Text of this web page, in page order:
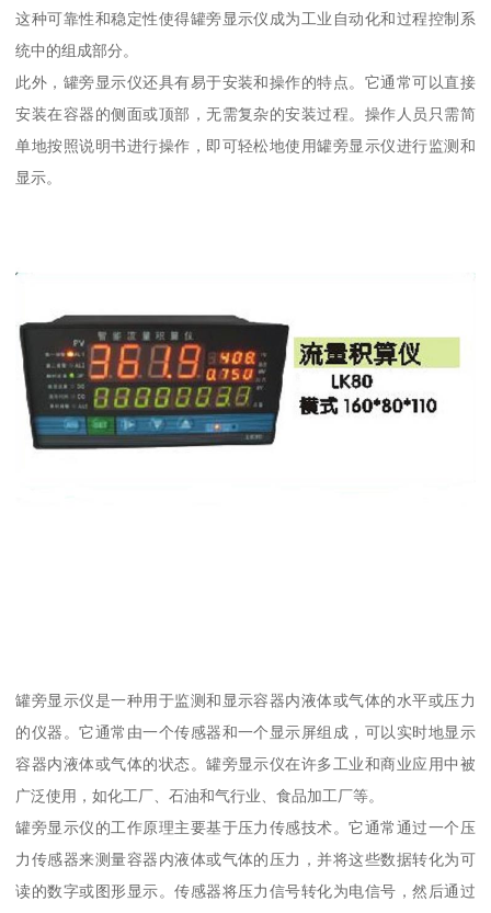
这种可靠性和稳定性使得罐旁显示仪成为工业自动化和过程控制系
统中的组成部分。
此外，罐旁显示仪还具有易于安装和操作的特点。它通常可以直接
安装在容器的侧面或顶部，无需复杂的安装过程。操作人员只需简
单地按照说明书进行操作，即可轻松地使用罐旁显示仪进行监测和
显示。
罐旁显示仪是一种用于监测和显示容器内液体或气体的水平或压力
的仪器。它通常由一个传感器和一个显示屏组成，可以实时地显示
容器内液体或气体的状态。罐旁显示仪在许多工业和商业应用中被
广泛使用，如化工厂、石油和气行业、食品加工厂等。
罐旁显示仪的工作原理主要基于压力传感技术。它通常通过一个压
力传感器来测量容器内液体或气体的压力，并将这些数据转化为可
读的数字或图形显示。传感器将压力信号转化为电信号，然后通过